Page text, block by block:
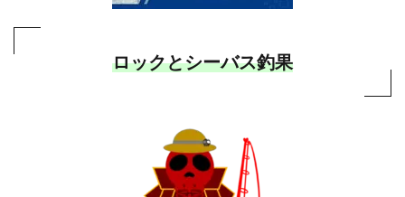
ロックとシーバス釣果